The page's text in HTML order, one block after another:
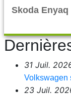
Skoda Enyaq
31 Juil.
Volkswagen
23 Juil.